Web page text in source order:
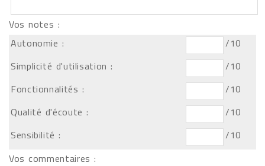
Vos notes :
Autonomie :
/10
Simplicité d'utilisation :
/10
Fonctionnalités :
/10
Qualité d'écoute :
/10
Sensibilité :
/10
Vos commentaires :